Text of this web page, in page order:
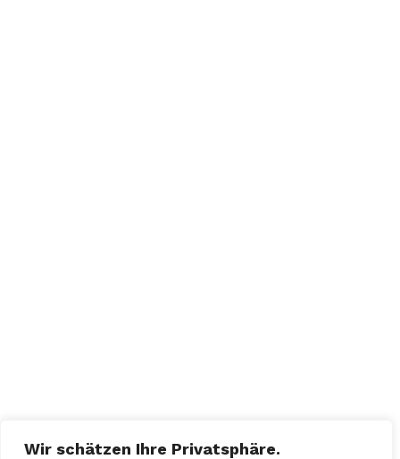
Wir schätzen Ihre Privatsphäre.